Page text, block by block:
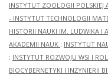
INSTYTUT ZOOLOGII POLSKIEJ
- INSTYTUT TECHNOLOGII
HISTORII NAUKI IM. LUDWIKA I
AKADEMII NAUK ; INSTYTUT
; INSTYTUT ROZWOJU WSI I
BIOCYBERNETYKI I INŻYNIERII